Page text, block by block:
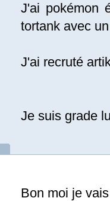
J'ai pokémon
tortank avec
J'ai recruté
Je suis grade
Bon moi je